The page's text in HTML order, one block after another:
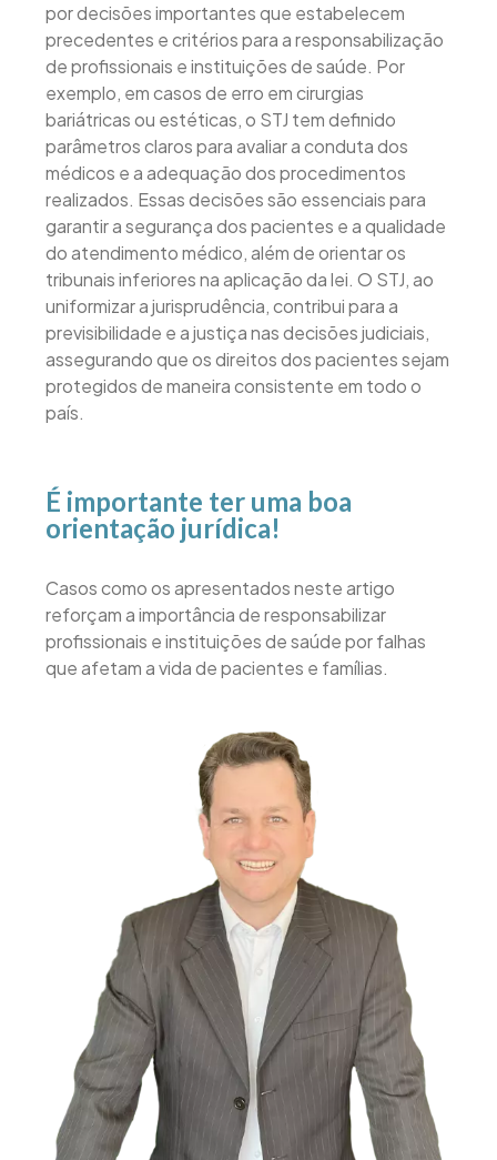
por decisões importantes que estabelecem
precedentes e critérios para a responsabilização
de profissionais e instituições de saúde. Por
exemplo, em casos de erro em cirurgias
bariátricas ou estéticas, o STJ tem definido
parâmetros claros para avaliar a conduta dos
médicos e a adequação dos procedimentos
realizados. Essas decisões são essenciais para
garantir a segurança dos pacientes e a qualidade
do atendimento médico, além de orientar os
tribunais inferiores na aplicação da lei. O STJ, ao
uniformizar a jurisprudência, contribui para a
previsibilidade e a justiça nas decisões judiciais,
assegurando que os direitos dos pacientes sejam
protegidos de maneira consistente em todo o
país.
É importante ter uma boa
orientação jurídica!
Casos como os apresentados neste artigo
reforçam a importância de responsabilizar
profissionais e instituições de saúde por falhas
que afetam a vida de pacientes e famílias.